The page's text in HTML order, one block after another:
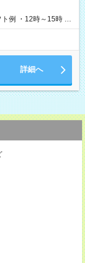
例 ・12時～15時 入
してください。
詳細へ